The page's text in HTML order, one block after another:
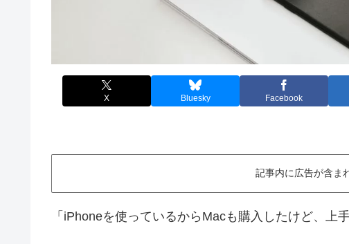
X Bluesky Facebook
記事内に広告が含ま
「iPhoneを使っているからMacも購入したけど、上